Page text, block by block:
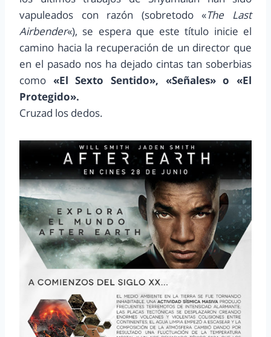
vapuleados con razón (sobretodo «The Last
Airbender«), se espera que este título inicie el
camino hacia la recuperación de un director que
en el pasado nos ha dejado cintas tan soberbias
como «El Sexto Sentido», «Señales» o «El
Protegido».
Cruzad los dedos.